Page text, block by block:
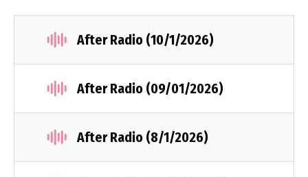
After Radio (10/1/2026)
After Radio (09/01/2026)
After Radio (8/1/2026)